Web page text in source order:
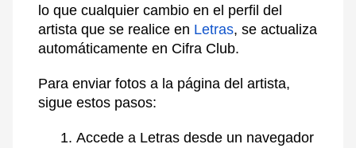
lo que cualquier cambio en el perfil del
artista que se realice en Letras, se actualiza
automáticamente en Cifra Club.
Para enviar fotos a la página del artista,
sigue estos pasos:
Accede a Letras desde un navegador